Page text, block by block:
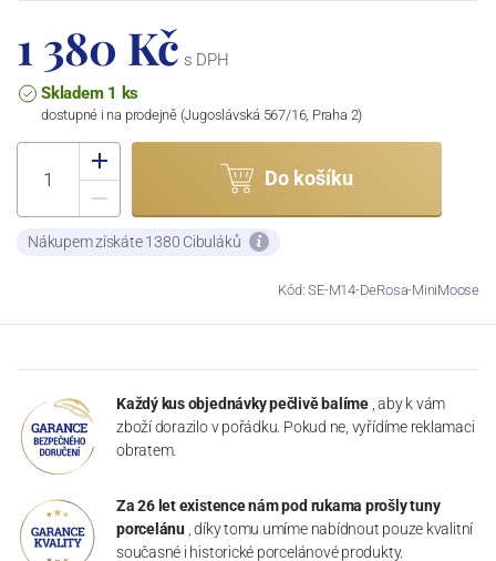
1 380 Kč s DPH
Skladem 1 ks
dostupné i na prodejně (Jugoslávská 567/16, Praha 2)
Do košíku
Nákupem získáte 1380 Cibuláků
Kód: SE-M14-DeRosa-MiniMoose
Každý kus objednávky pečlivě balíme , aby k vám
zboží dorazilo v pořádku. Pokud ne, vyřídíme reklamaci
obratem.
Za 26 let existence nám pod rukama prošly tuny
porcelánu , díky tomu umíme nabídnout pouze kvalitní
současné i historické porcelánové produkty.